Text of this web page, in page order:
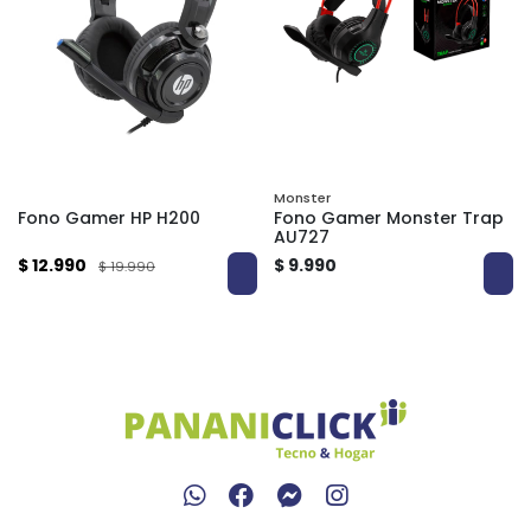
Fono Gamer HP H200
$ 12.990
$ 19.990
Monster
Fono Gamer Monster Trap
AU727
$ 9.990